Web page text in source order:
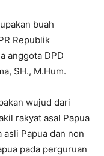
buah
Republik
anggota DPD
SH., M.Hum.
wujud dari
rakyat asal Papua
Papua dan non
pada perguruan